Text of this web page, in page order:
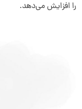
را افزایش می‌دهد.